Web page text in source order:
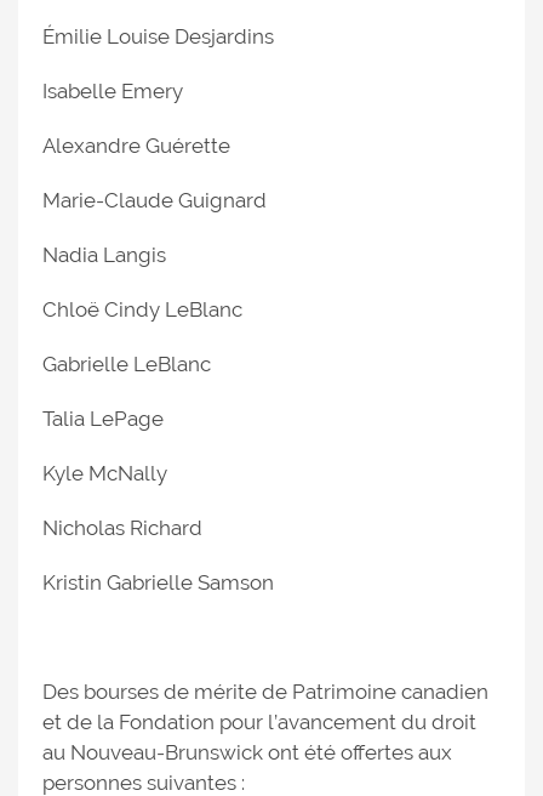
Émilie Louise Desjardins
Isabelle Emery
Alexandre Guérette
Marie-Claude Guignard
Nadia Langis
Chloë Cindy LeBlanc
Gabrielle LeBlanc
Talia LePage
Kyle McNally
Nicholas Richard
Kristin Gabrielle Samson
Des bourses de mérite de Patrimoine canadien
et de la Fondation pour l’avancement du droit
au Nouveau-Brunswick ont été offertes aux
personnes suivantes :